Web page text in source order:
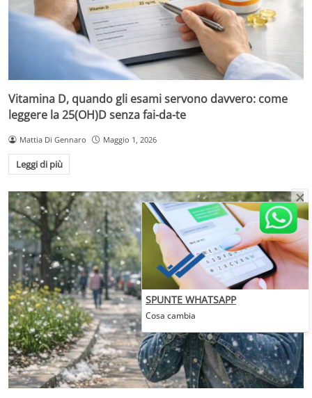
Vitamina D, quando gli esami servono davvero: come
leggere la 25(OH)D senza fai-da-te
Mattia Di Gennaro Maggio 1, 2026
Leggi di più
SPUNTE WHATSAPP
Cosa cambia